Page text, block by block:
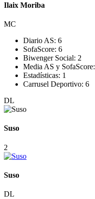
Ilaix Moriba
MC
Diario AS: 6
SofaScore: 6
Biwenger Social: 2
Media AS y SofaScore:
Estadísticas: 1
Carrusel Deportivo: 6
DL
Suso
2
Suso
DL